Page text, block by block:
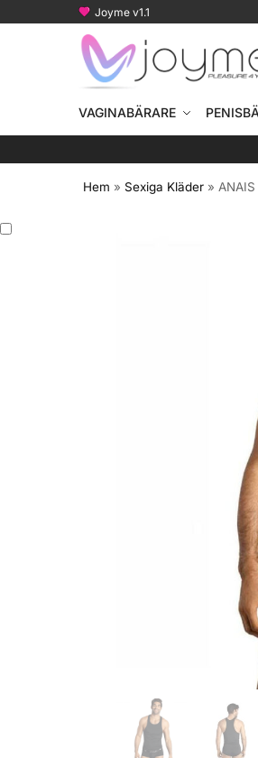
Joyme v1.1
VAGINABÄRARE
Hem »Sexiga Kläder »